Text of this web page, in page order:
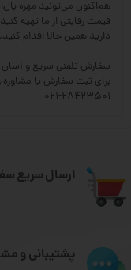
هم‌اکنون می‌تونید مهره
قیمت رقابتی از ما تهیه
دارید همین حالا اقدام کنید.
سفارش تلفنی سریع و آسان
برای ثبت سفارش یا مشاوره
۰۲۱-۲۸۴۲۳۵۰۱
ارسال سریع
پشتیبانی و